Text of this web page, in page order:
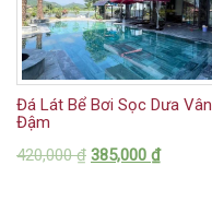
Đá Lát Bể Bơi Sọc Dưa Vân
Đậm
420,000₫ 385,000 ₫